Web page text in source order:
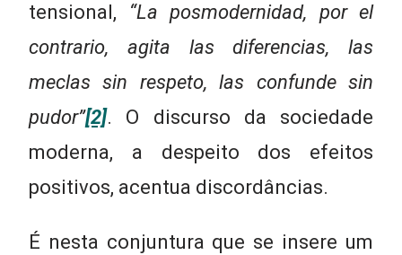
tensional, “La posmodernidad, por el
contrario, agita las diferencias, las
meclas sin respeto, las confunde sin
pudor”[2]. O discurso da sociedade
moderna, a despeito dos efeitos
positivos, acentua discordâncias.
É nesta conjuntura que se insere um